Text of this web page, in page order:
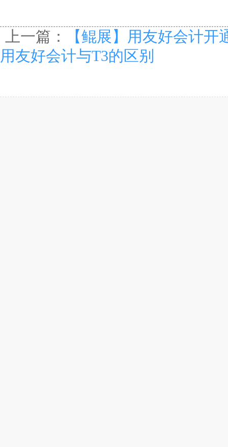
上一篇：
【鲲展】用友好会计开
用友好会计与T3的区别